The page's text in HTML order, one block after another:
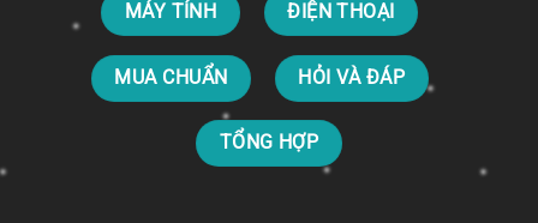
MÁY TÍNH ĐIỆN THOẠI
MUA CHUẨN HỎI VÀ ĐÁP
TỔNG HỢP